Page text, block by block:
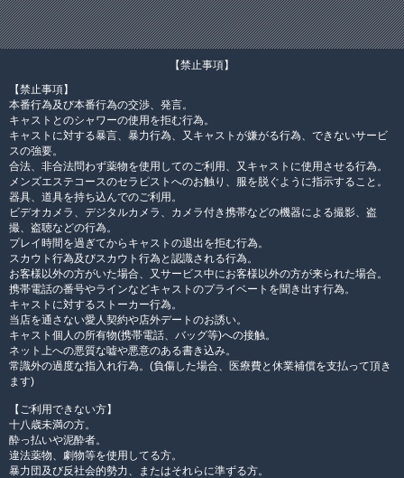
【禁止事項】
【禁止事項】
本番行為及び本番行為の交渉、発言。
キャストとのシャワーの使用を拒む行為。
キャストに対する暴言、暴力行為、又キャストが嫌がる行為、できないサービ
スの強要。
合法、非合法問わず薬物を使用してのご利用、又キャストに使用させる行為。
メンズエステコースのセラピストへのお触り、服を脱ぐように指示すること。
器具、道具を持ち込んでのご利用。
ビデオカメラ、デジタルカメラ、カメラ付き携帯などの機器による撮影、盗
撮、盗聴などの行為。
プレイ時間を過ぎてからキャストの退出を拒む行為。
スカウト行為及びスカウト行為と認識される行為。
お客様以外の方がいた場合、又サービス中にお客様以外の方が来られた場合。
携帯電話の番号やラインなどキャストのプライベートを聞き出す行為。
キャストに対するストーカー行為。
当店を通さない愛人契約や店外デートのお誘い。
キャスト個人の所有物(携帯電話、バッグ等)への接触。
ネット上への悪質な嘘や悪意のある書き込み。
常識外の過度な指入れ行為。(負傷した場合、医療費と休業補償を支払って頂き
ます)
【ご利用できない方】
十八歳未満の方。
酔っ払いや泥酔者。
違法薬物、劇物等を使用してる方。
暴力団及び反社会的勢力、またはそれらに準ずる方。